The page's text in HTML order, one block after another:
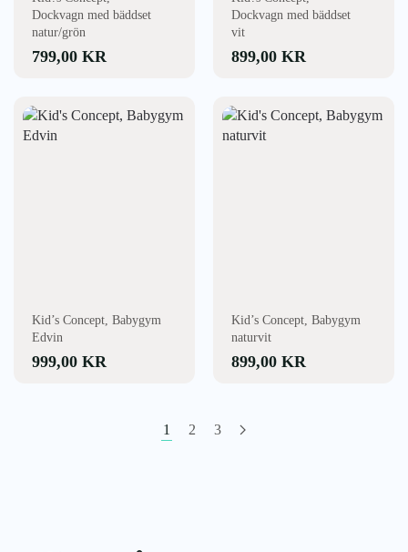
Dockvagn med bäddset
natur/grön
799,00 KR
Dockvagn med bäddset
vit
899,00 KR
Kid’s Concept, Babygym
Edvin
999,00 KR
Kid’s Concept, Babygym
naturvit
899,00 KR
1 2 3